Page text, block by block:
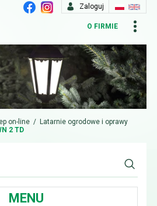
Zaloguj
O FIRMIE
on-line / Latarnie ogrodowe i oprawy
2 TD
MENU